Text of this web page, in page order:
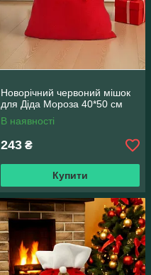
Новорічний червоний мішок
для Діда Мороза 40*50 см
В наявності
243 ₴
Купити